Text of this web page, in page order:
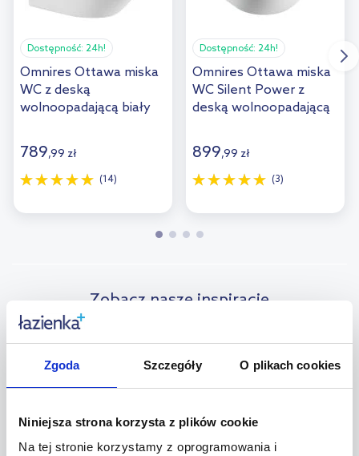
Zgoda Szczegóły O plikach cookies
Niniejsza strona korzysta z plików cookie
Na tej stronie korzystamy z oprogramowania i
Dostępność: 24h!
Omnires Ottawa miska
WC z deską
wolnoopadającą biały
789,99 zł
(14)
Dostępność: 24h!
Omnires Ottawa miska
WC Silent Power z
deską wolnoopadającą
spłukiwanie wirowe
biały połysk
OTTAWASPMWBP
899,99 zł
(3)
Zobacz nasze inspiracje